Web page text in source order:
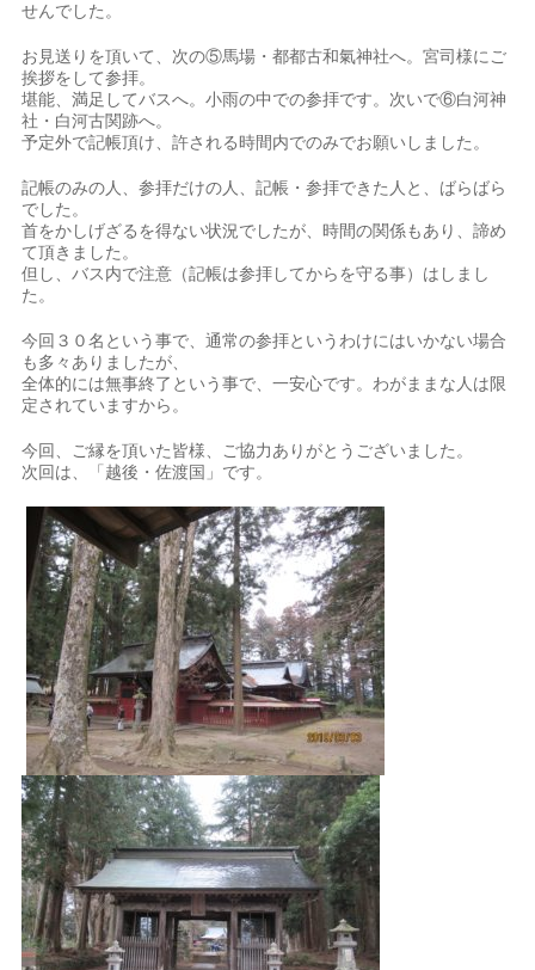
せんでした。
お見送りを頂いて、次の⑤馬場・都都古和氣神社へ。宮司様にご
挨拶をして参拝。
堪能、満足してバスへ。小雨の中での参拝です。次いで⑥白河神
社・白河古関跡へ。
予定外で記帳頂け、許される時間内でのみでお願いしました。
記帳のみの人、参拝だけの人、記帳・参拝できた人と、ばらばら
でした。
首をかしげざるを得ない状況でしたが、時間の関係もあり、諦め
て頂きました。
但し、バス内で注意（記帳は参拝してからを守る事）はしまし
た。
今回３０名という事で、通常の参拝というわけにはいかない場合
も多々ありましたが、
全体的には無事終了という事で、一安心です。わがままな人は限
定されていますから。
今回、ご縁を頂いた皆様、ご協力ありがとうございました。
次回は、「越後・佐渡国」です。